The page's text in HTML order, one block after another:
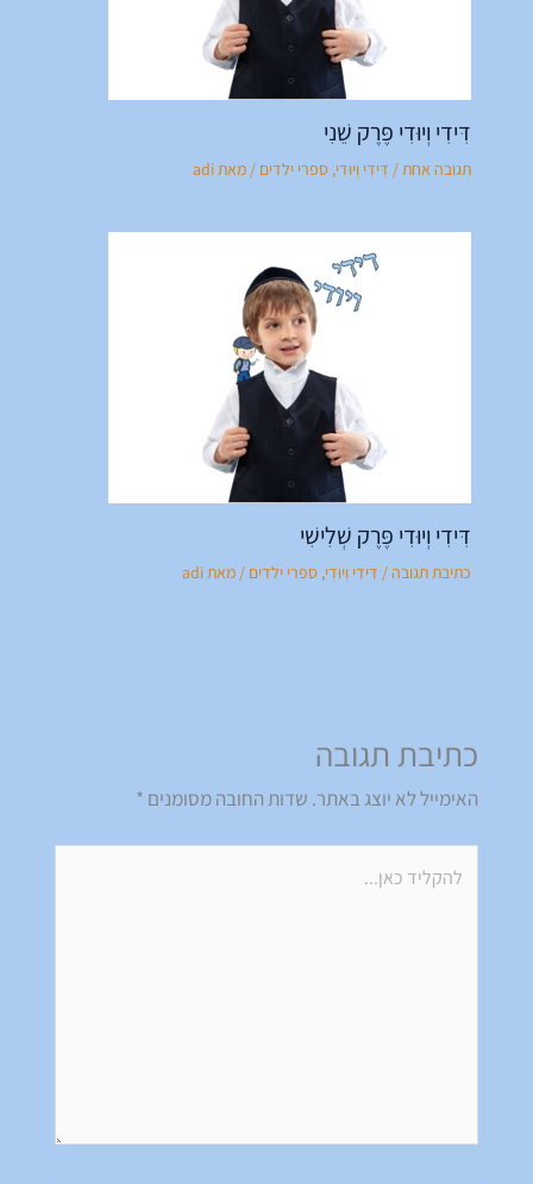
דִּידִי וְיוּדִי פֶּרֶק שֵׁנִי
תגובה אחת/ דִּידִי וְיוּדִי, ספרי ילדים / מאתadi
דִּידִי וְיוּדִי פֶּרֶק שְׁלִישִׁי
כתיבת תגובה/ דִּידִי וְיוּדִי, ספרי ילדים / מאתadi
כתיבת תגובה
האימייל לא יוצג באתר. שדות החובה מסומנים *